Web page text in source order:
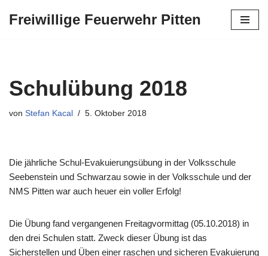
Freiwillige Feuerwehr Pitten
Schulübung 2018
von Stefan Kacal 5. Oktober 2018
Die jährliche Schul-Evakuierungsübung in der Volksschule
Seebenstein und Schwarzau sowie in der Volksschule und der
NMS Pitten war auch heuer ein voller Erfolg!
Die Übung fand vergangenen Freitagvormittag (05.10.2018) in
den drei Schulen statt. Zweck dieser Übung ist das
Sicherstellen und Üben einer raschen und sicheren Evakuierung